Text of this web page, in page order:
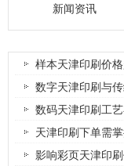
新闻资讯
样本天津印刷价
数字天津印刷与
数码天津印刷工
天津印刷下单需
影响彩页天津印